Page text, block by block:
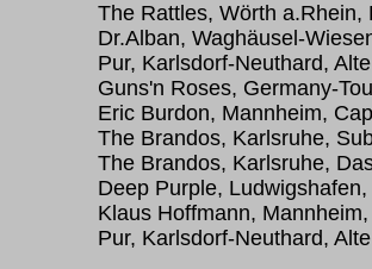
The Rattles, Wörth a.Rhein,
Dr.Alban, Waghäusel-
Pur, Karlsdorf-Neuthard,
Guns'n Roses, Germany-
Eric Burdon, Mannheim,
The Brandos, Karlsruhe,
The Brandos, Karlsruhe,
Deep Purple,
Klaus Hoffmann,
Pur, Karlsdorf-Neuthard,